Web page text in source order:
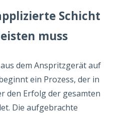
Schicht
muss
dem Anspritzgerät auf
ein Prozess, der in
den Erfolg der gesamten
Die aufgebrachte